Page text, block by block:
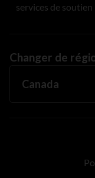
services de
Changer de